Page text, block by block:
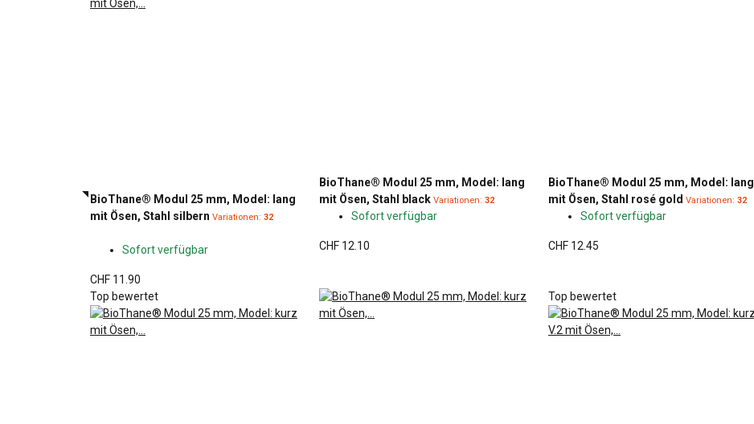
BioThane® Modul 25 mm, Model: lang
mit Ösen, Stahl silbern Variationen: 32
Sofort verfügbar
CHF 11.90
BioThane® Modul 25 mm, Model: lang
mit Ösen, Stahl black Variationen: 32
Sofort verfügbar
CHF 12.10
BioThane® Modul 25 mm, Model: lang
mit Ösen, Stahl rosé gold Variationen: 32
Sofort verfügbar
CHF 12.45
Top bewertet
Top bewertet